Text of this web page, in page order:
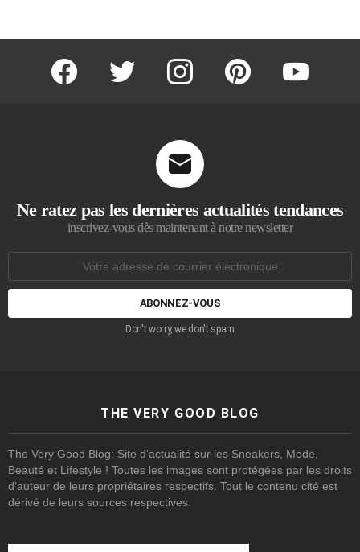
facebook twitter instagram pinterest
Ne ratez pas les dernières actualités tendances
inscrivez-vous dès maintenant à notre newsletter
courrier
Don't worry, we don't spam
THE VERY GOOD BLOG
The Very Good Blog: Site d’actualité sur les Sneakers, Mode,
Beauté et Lifestyle ! Toutes les images sont protégées par les droits
d’auteur de leurs propriétaires respectifs. Tout le contenu cité est
dérivé de leurs sources respectives.